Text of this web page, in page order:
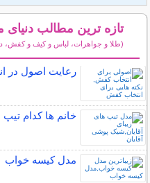
تازه ترین مطالب دنیای
(طلا و جواهرات، لباس و کیف و کفش،
رعایت اصول در
خانم ها کدام تیپ
مدل کیسه خواب